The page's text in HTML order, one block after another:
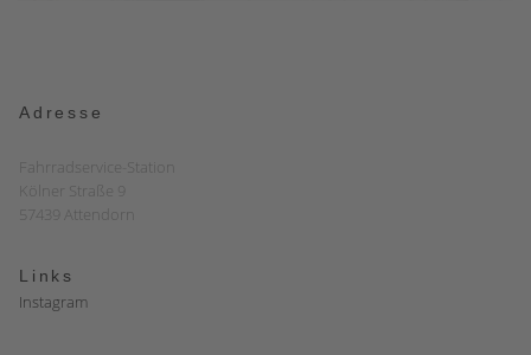
Adresse
Fahrradservice-Station
Kölner Straße 9
57439 Attendorn
Links
Instagram